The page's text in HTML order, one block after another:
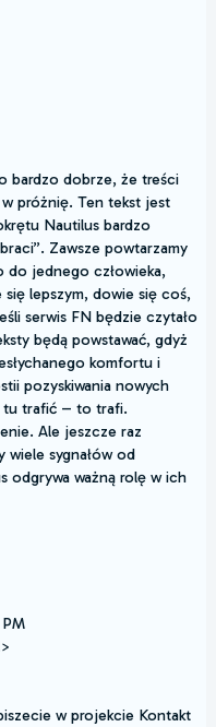
bardzo dobrze, że treści
próżnię. Ten tekst jest
Nautilus bardzo
Zawsze powtarzamy
jednego człowieka,
lepszym, dowie się coś,
serwis FN będzie czytało
będą powstawać, gdyż
komfortu i
pozyskiwania nowych
tu trafić – to trafi.
Ale jeszcze raz
wiele sygnałów od
odgrywa ważną rolę w ich
w projekcie Kontakt